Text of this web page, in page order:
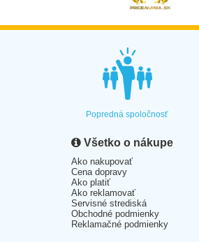
Popredná spoločnosť
Všetko o nákupe
Ako nakupovať
Cena dopravy
Ako platiť
Ako reklamovať
Servisné strediská
Obchodné podmienky
Reklamačné podmienky